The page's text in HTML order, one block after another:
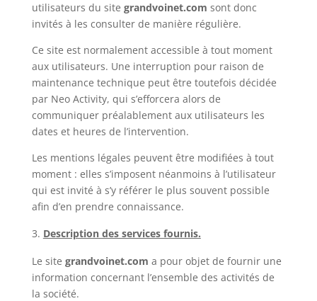
utilisateurs du site grandvoinet.com sont donc
invités à les consulter de manière régulière.
Ce site est normalement accessible à tout moment
aux utilisateurs. Une interruption pour raison de
maintenance technique peut être toutefois décidée
par Neo Activity, qui s’efforcera alors de
communiquer préalablement aux utilisateurs les
dates et heures de l’intervention.
Les mentions légales peuvent être modifiées à tout
moment : elles s’imposent néanmoins à l’utilisateur
qui est invité à s’y référer le plus souvent possible
afin d’en prendre connaissance.
Description des services fournis.
Le site grandvoinet.com a pour objet de fournir une
information concernant l’ensemble des activités de
la société.